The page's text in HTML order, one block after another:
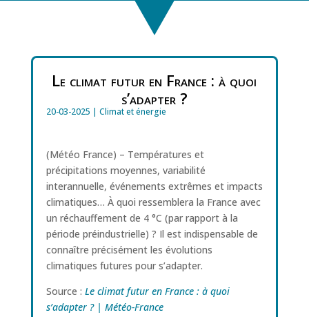
Le climat futur en France : à quoi
s’adapter ?
20-03-2025 | Climat et énergie
(Météo France) – Températures et
précipitations moyennes, variabilité
interannuelle, événements extrêmes et impacts
climatiques… À quoi ressemblera la France avec
un réchauffement de 4 °C (par rapport à la
période préindustrielle) ? Il est indispensable de
connaître précisément les évolutions
climatiques futures pour s’adapter.
Source : Le climat futur en France : à quoi
s’adapter ? | Météo-France